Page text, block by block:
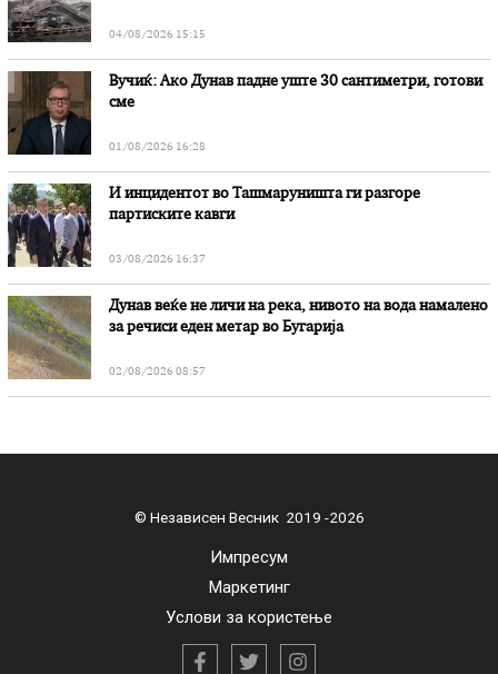
04/08/2026 15:15
Вучиќ: Ако Дунав падне уште 30 сантиметри, готови
сме
01/08/2026 16:28
И инцидентот во Ташмаруништa ги разгоре
партиските кавги
03/08/2026 16:37
Дунав веќе не личи на река, нивото на вода намалено
за речиси еден метар во Бугарија
02/08/2026 08:57
© Независен Весник 2019 -2026
Импресум
Маркетинг
Услови за користење